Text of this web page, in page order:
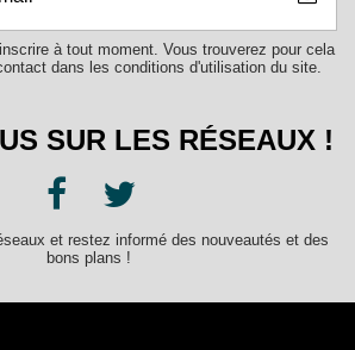
à tout moment. Vous trouverez pour cela
dans les conditions d'utilisation du site.
SUR LES RÉSEAUX !
et restez informé des nouveautés et des
bons plans !